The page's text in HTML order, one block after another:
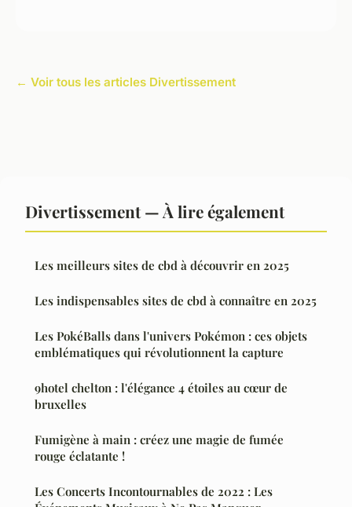
← Voir tous les articles Divertissement
Divertissement — À lire également
Les meilleurs sites de cbd à découvrir en 2025
Les indispensables sites de cbd à connaître en 2025
Les PokéBalls dans l'univers Pokémon : ces objets
emblématiques qui révolutionnent la capture
9hotel chelton : l'élégance 4 étoiles au cœur de
bruxelles
Fumigène à main : créez une magie de fumée
rouge éclatante !
Les Concerts Incontournables de 2022 : Les